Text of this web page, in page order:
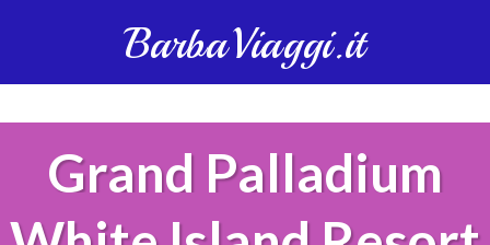
BarbaViaggi.it
Grand Palladium